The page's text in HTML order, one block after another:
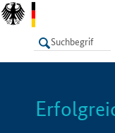
LISTE